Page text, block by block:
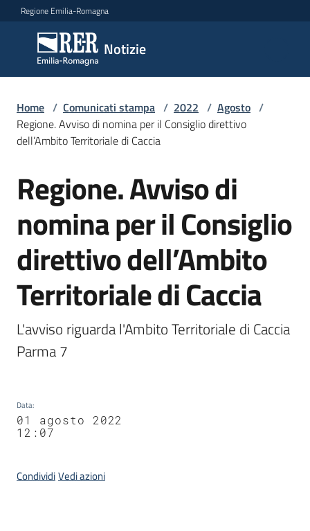
Vai al contenuto
Vai alla navigazione
Vai al footer
Regione Emilia-Romagna
Notizie
Notizie
Comunicati
stampa
Menu selezionato
un
comunicato
Risorse
Agenzia
di
informazione
Home / Comunicati stampa / 2022 / Agosto /
Regione. Avviso di nomina per il Consiglio direttivo
dell’Ambito Territoriale di Caccia
Salta al contenuto
Regione. Avviso di
nomina per il Consiglio
direttivo dell’Ambito
Territoriale di Caccia
L'avviso riguarda l'Ambito Territoriale di Caccia
Parma 7
Data:
01 agosto 2022
12:07
CondividiVedi azioni